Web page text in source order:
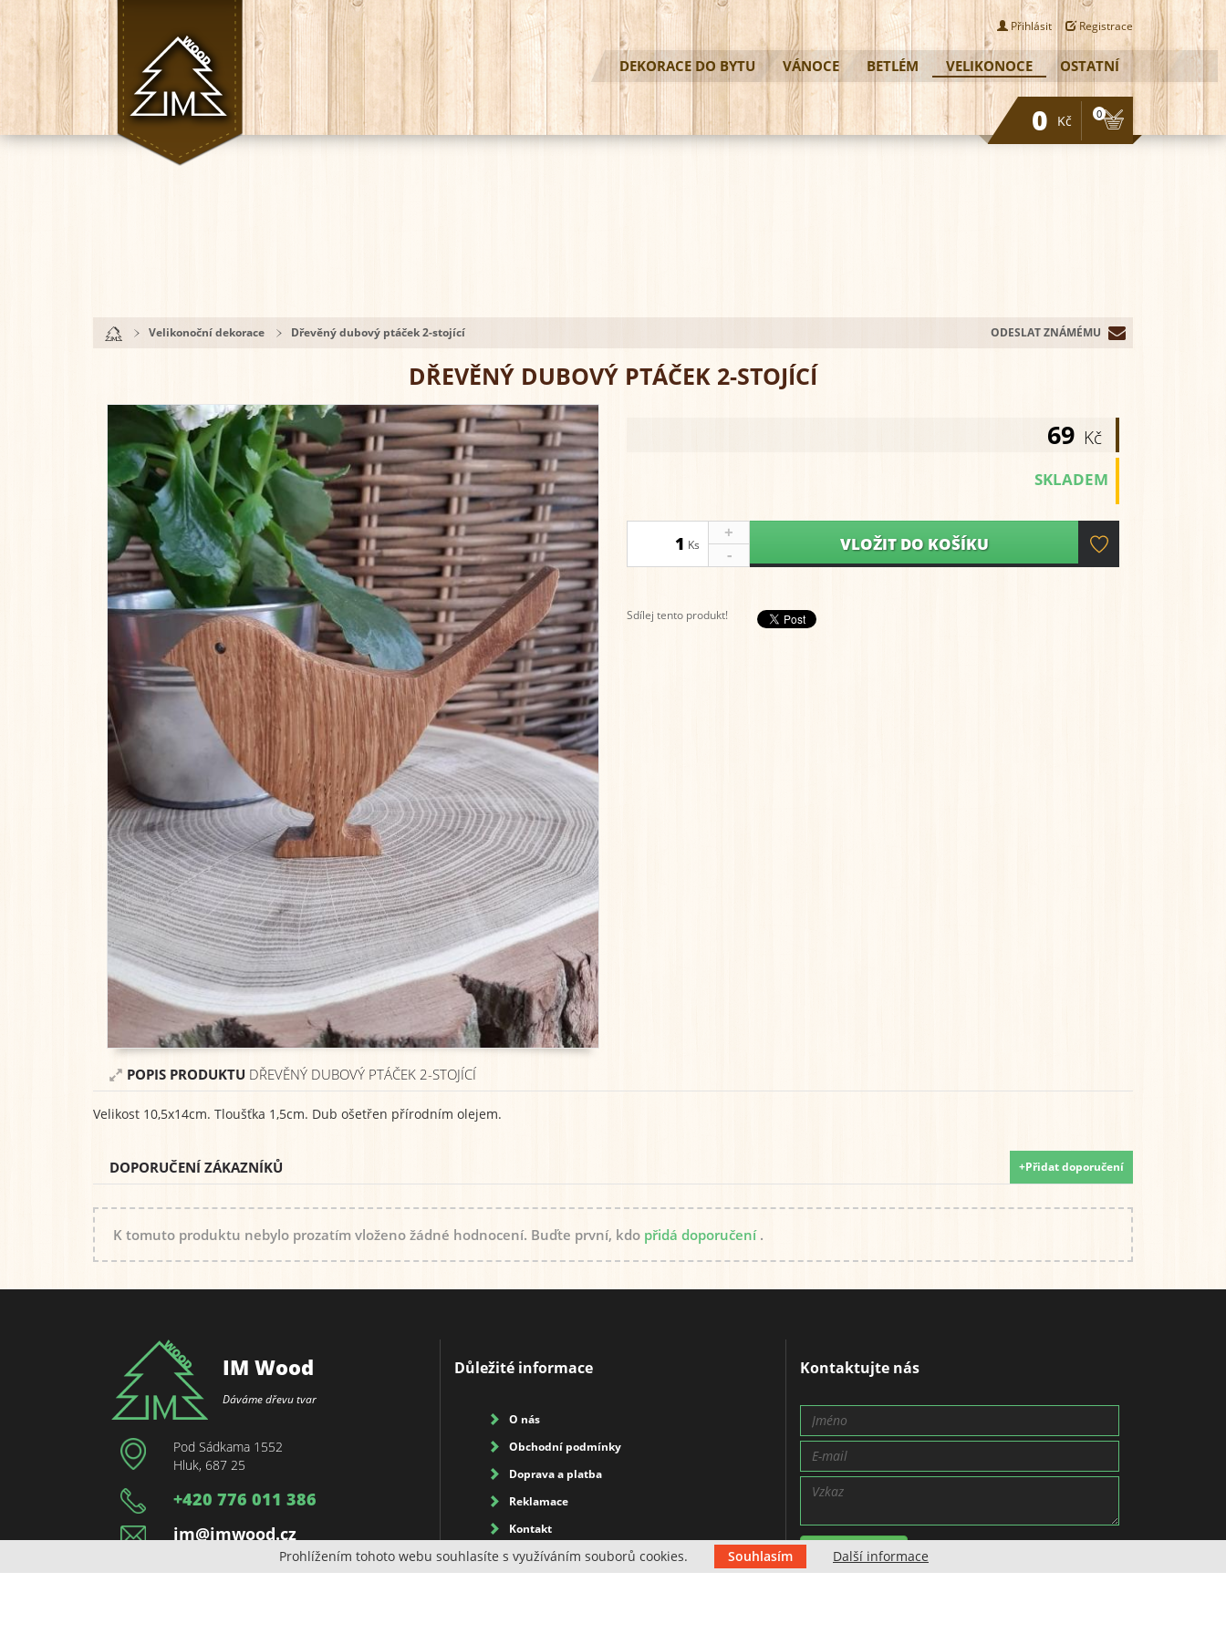
Prohlížením tohoto webu souhlasíte s využíváním souborů cookies. Souhlasím Další informace
Přihlásit Registrace
DEKORACE DO BYTU VÁNOCE BETLÉM VELIKONOCE OSTATNÍ
0 Kč 0
Velikonoční dekorace Dřevěný dubový ptáček 2-stojící ODESLAT ZNÁMÉMU
DŘEVĚNÝ DUBOVÝ PTÁČEK 2-STOJÍCÍ
69 Kč
SKLADEM
Ks
+
-
VLOŽIT DO KOŠÍKU
Sdílej tento produkt!
POPIS PRODUKTU DŘEVĚNÝ DUBOVÝ PTÁČEK 2-STOJÍCÍ
Velikost 10,5x14cm. Tloušťka 1,5cm. Dub ošetřen přírodním olejem.
DOPORUČENÍ ZÁKAZNÍKŮ +Přidat doporučení
K tomuto produktu nebylo prozatím vloženo žádné hodnocení. Buďte první, kdo přidá doporučení.
IM Wood
Dáváme dřevu tvar
Pod Sádkama 1552
Hluk, 687 25
+420 776 011 386
im@imwood.cz
Důležité informace
O nás
Obchodní podmínky
Doprava a platba
Reklamace
Kontakt
Blog
Kontaktujte nás
Odeslat vzkaz